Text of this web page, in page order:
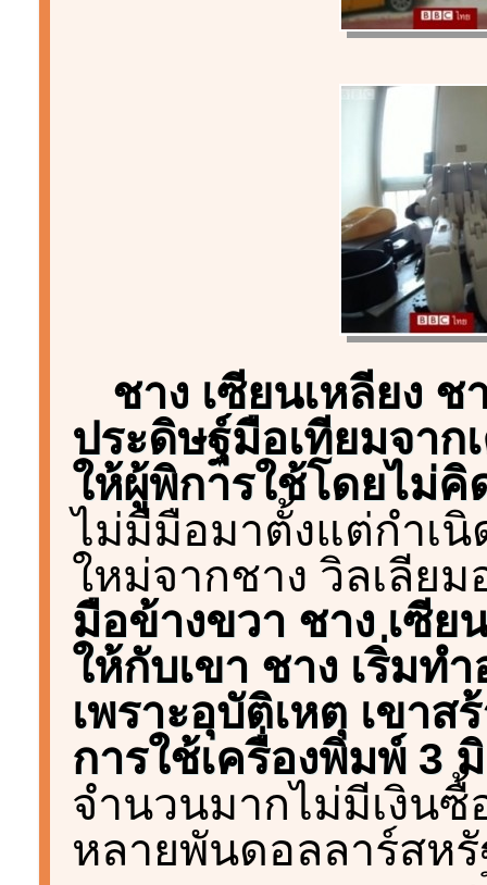
ชาง เซียนเหลียง
ประดิษฐ์มือเทียมจา
ให้ผู้พิการใช้โดยไม่คิ
ไม่มีมือมาตั้งแต่กำเ
ใหม่จากชาง วิลเลีย
มือข้างขวา ชาง เซีย
ให้กับเขา ชาง เริ่มท
เพราะอุบัติเหตุ เขา
การใช้เครื่องพิมพ์ 3
จำนวนมากไม่มีเงินซื้
หลายพันดอลลาร์สหรั